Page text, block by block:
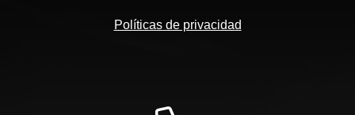
Políticas de privacidad